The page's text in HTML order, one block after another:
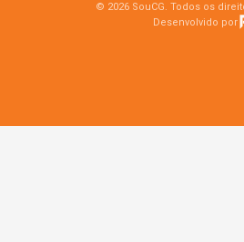
© 2026 SouCG. Todos os
Desenvolvido por